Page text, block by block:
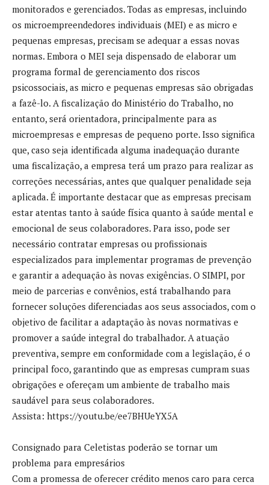
monitorados e gerenciados. Todas as empresas, incluindo
os microempreendedores individuais (MEI) e as micro e
pequenas empresas, precisam se adequar a essas novas
normas. Embora o MEI seja dispensado de elaborar um
programa formal de gerenciamento dos riscos
psicossociais, as micro e pequenas empresas são obrigadas
a fazê-lo. A fiscalização do Ministério do Trabalho, no
entanto, será orientadora, principalmente para as
microempresas e empresas de pequeno porte. Isso significa
que, caso seja identificada alguma inadequação durante
uma fiscalização, a empresa terá um prazo para realizar as
correções necessárias, antes que qualquer penalidade seja
aplicada. É importante destacar que as empresas precisam
estar atentas tanto à saúde física quanto à saúde mental e
emocional de seus colaboradores. Para isso, pode ser
necessário contratar empresas ou profissionais
especializados para implementar programas de prevenção
e garantir a adequação às novas exigências. O SIMPI, por
meio de parcerias e convênios, está trabalhando para
fornecer soluções diferenciadas aos seus associados, com o
objetivo de facilitar a adaptação às novas normativas e
promover a saúde integral do trabalhador. A atuação
preventiva, sempre em conformidade com a legislação, é o
principal foco, garantindo que as empresas cumpram suas
obrigações e ofereçam um ambiente de trabalho mais
saudável para seus colaboradores.
Assista: https://youtu.be/ee7BHUeYX5A
Consignado para Celetistas poderão se tornar um
problema para empresários
Com a promessa de oferecer crédito menos caro para cerca